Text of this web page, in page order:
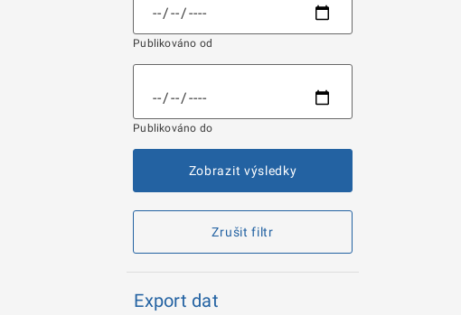
Publikováno od
Publikováno do
Zobrazit výsledky
Zrušit filtr
Export dat